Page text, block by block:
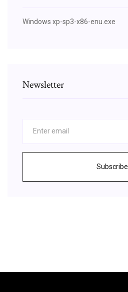
Windows xp-sp3-x86-enu.exe
Newsletter
Subscribe